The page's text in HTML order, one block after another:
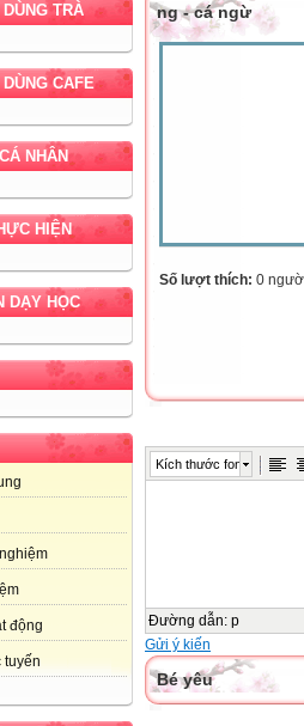
TRÀ
CAFE
NHÂN
HIỆN
DẠY HỌC
động
tuyến
ng - cá ngừ
Số lượt thích: 0
Kích thước font
Đường dẫn: p
Gửi ý kiến
Bé yêu